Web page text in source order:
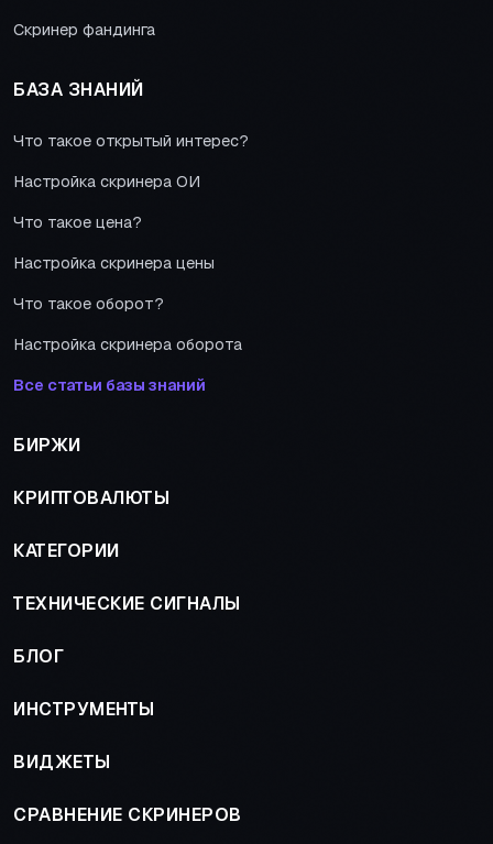
Скринер фандинга
БАЗА ЗНАНИЙ
Что такое открытый интерес?
Настройка скринера ОИ
Что такое цена?
Настройка скринера цены
Что такое оборот?
Настройка скринера оборота
Все статьи базы знаний
БИРЖИ
КРИПТОВАЛЮТЫ
КАТЕГОРИИ
ТЕХНИЧЕСКИЕ СИГНАЛЫ
БЛОГ
ИНСТРУМЕНТЫ
ВИДЖЕТЫ
СРАВНЕНИЕ СКРИНЕРОВ